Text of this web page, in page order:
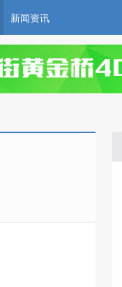
新闻资讯